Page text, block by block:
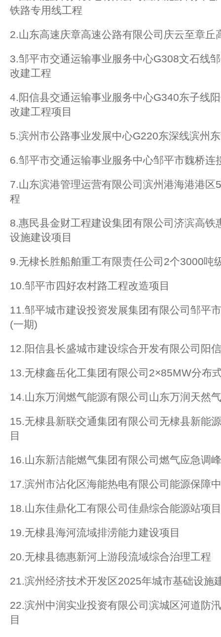
铁路专用线工程
2.山东高速庆章高速公路有限公司庆云至章丘
3.邹平市交通运输事业服务中心G308文石线
改建工程
4.阳信县交通运输事业服务中心G340东子线
改建工程项目
5.滨州市公路事业发展中心G220东深线滨州
6.邹平市交通运输事业服务中心邹平市魏桥连
7.山东滨港管理运营有限公司滨州港海港港区
程
8.惠民县金财工程建设集团有限公司济滨高铁
设施建设项目
9.无棣长胜船舶重工有限责任公司2个3000吨
10.邹平市四好农村路工程改造项目
11.邹平城市建设投资发展集团有限公司邹平
(一期)
12.阳信县长盛城市建设综合开发有限公司阳
13.无棣鑫岳化工集团有限公司2×85MW分布
14.山东万润燃气能源有限公司山东万润天然
15.无棣县新联交通集团有限公司无棣县新能
目
16.山东新洁能燃气集团有限公司燃气应急调
17.滨州市沾化区海能热电有限公司能源保障
18.山东佳鼎化工有限公司佳鼎综合能源站项目
19.无棣县海河流域排涝能力建设项目
20.无棣县德惠新河上游段流域综合治理工程
21.滨州经济技术开发区2025年城市基础设施
22.滨州中润实业投资有限公司滨城区河道防
目